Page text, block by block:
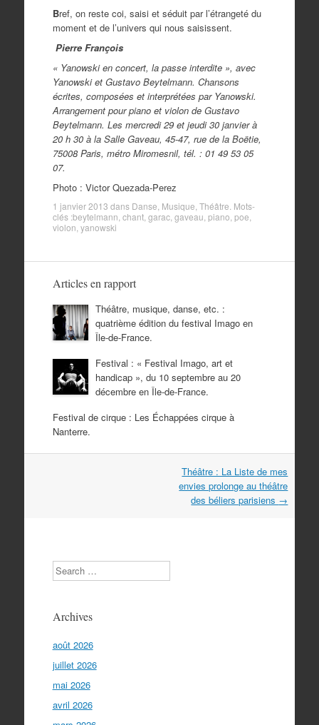
Bref, on reste coi, saisi et séduit par l’étrangeté du
moment et de l’univers qui nous saisissent.
Pierre François
« Yanowski en concert, la passe interdite », avec
Yanowski et Gustavo Beytelmann. Chansons
écrites, composées et interprétées par Yanowski.
Arrangement pour piano et violon de Gustavo
Beytelmann. Les mercredi 29 et jeudi 30 janvier à
20 h 30 à la Salle Gaveau, 45-47, rue de la Boëtie,
75008 Paris, métro Miromesnil, tél. : 01 49 53 05
07.
Photo : Victor Quezada-Perez
1 janvier 2013 dans Danse Musique Théâtre . Mots-
clés :beytelmann chant, garac, gaveau piano poe
violon yanowski
Articles en rapport
Théâtre, musique, danse, etc. :
quatrième édition du festival Imago en
Île-de-France.
Festival : « Festival Imago, art et
handicap », du 10 septembre au 20
décembre en Île-de-France.
Festival de cirque : Les Échappées cirque à
Nanterre.
Théâtre : La Liste de mes
envies prolonge au théâtre
des béliers parisiens →
Search
Archives
août 2026
juillet 2026
mai 2026
avril 2026